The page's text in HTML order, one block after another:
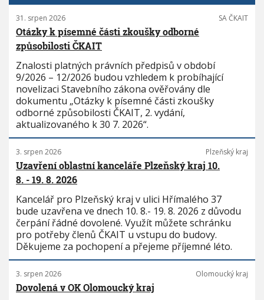
31. srpen 2026 SA ČKAIT
Otázky k písemné části zkoušky odborné
způsobilosti ČKAIT
Znalosti platných právních předpisů v období
9/2026 – 12/2026 budou vzhledem k probíhající
novelizaci Stavebního zákona ověřovány dle
dokumentu „Otázky k písemné části zkoušky
odborné způsobilosti ČKAIT, 2. vydání,
aktualizovaného k 30 7. 2026“.
3. srpen 2026 Plzeňský kraj
Uzavření oblastní kanceláře Plzeňský kraj 10.
8. - 19. 8. 2026
Kancelář pro Plzeňský kraj v ulici Hřímalého 37
bude uzavřena ve dnech 10. 8.- 19. 8. 2026 z důvodu
čerpání řádné dovolené. Využít můžete schránku
pro potřeby členů ČKAIT u vstupu do budovy.
Děkujeme za pochopení a přejeme příjemné léto.
3. srpen 2026 Olomoucký kraj
Dovolená v OK Olomoucký kraj